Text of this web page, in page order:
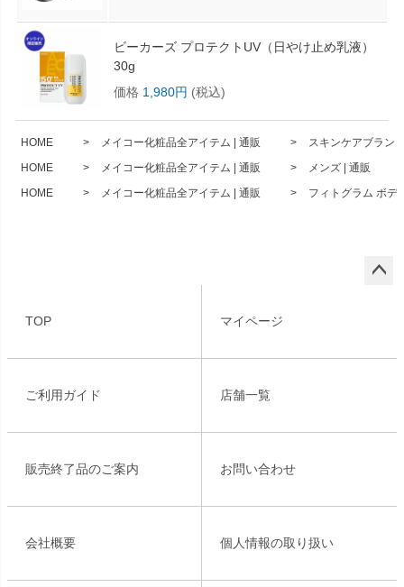
ビーカーズ プロテクトUV（日やけ止め乳液）
30g
価格 1,980円 (税込)
HOME メイコー化粧品全アイテム | 通販
スキンケアブラン
HOME
メイコー化粧品全アイテム | 通販
メンズ | 通販
HOME
メイコー化粧品全アイテム | 通販 フィトグラム ボ
TOP マイページ
ご利用ガイド 店舗一覧
販売終了品のご案内 お問い合わせ
会社概要 個人情報の取り扱い